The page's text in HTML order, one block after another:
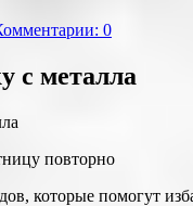
0
с металла
повторно
которые помогут